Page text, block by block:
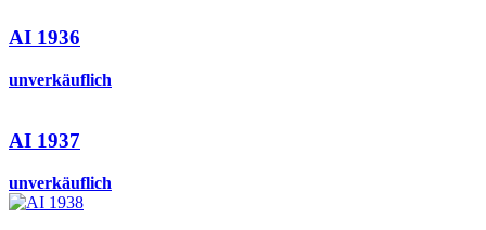
AI 1936
unverkäuflich
AI 1937
unverkäuflich